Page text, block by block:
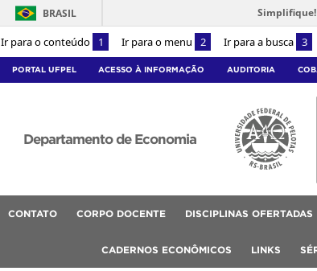
Ir para o conteúdo 1 Ir para o menu 2 Ir para a busca 3
BRASIL Simplifique!
PORTAL UFPEL ACESSO À INFORMAÇÃO AUDITORIA
Departamento de Economia
CONTATO CORPO DOCENTE DISCIPLINAS OFERTADAS
CADERNOS ECONÔMICOS LINKS